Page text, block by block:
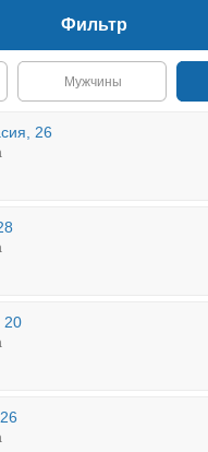
Фильтр
Мужчины
26
20